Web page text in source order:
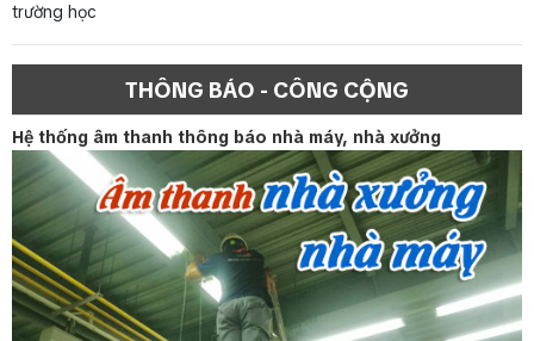
trường học
THÔNG BÁO - CÔNG CỘNG
Hệ thống âm thanh thông báo nhà máy, nhà xưởng